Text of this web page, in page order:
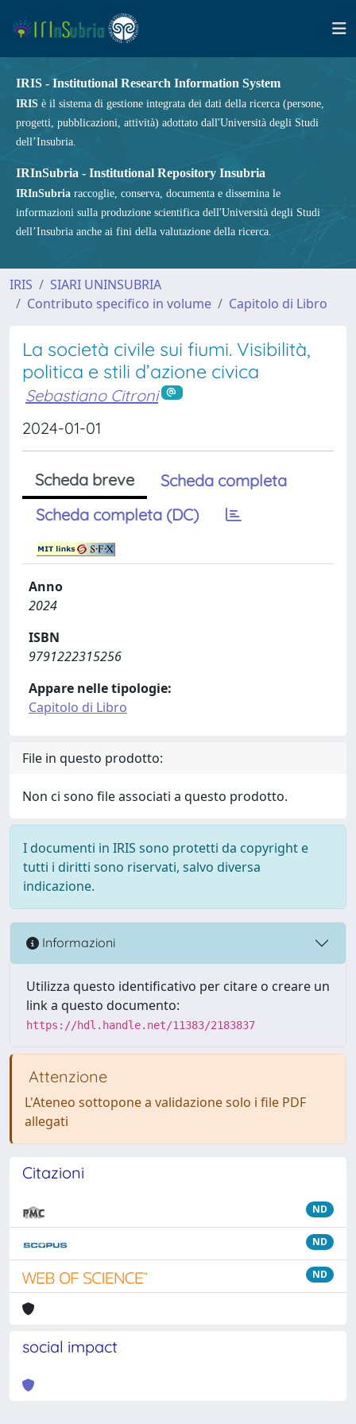
IRIS - Institutional Research Information System
IRIS è il sistema di gestione integrata dei dati della ricerca (persone,
progetti, pubblicazioni, attività) adottato dall'Università degli Studi
dell’Insubria.
IRInSubria - Institutional Repository Insubria
IRInSubria raccoglie, conserva, documenta e dissemina le
informazioni sulla produzione scientifica dell'Università degli Studi
dell’Insubria anche ai fini della valutazione della ricerca.
IRIS
SIARI UNINSUBRIA
Contributo specifico in volume
Capitolo di Libro
La società civile sui fiumi. Visibilità,
politica e stili d’azione civica
Sebastiano Citroni
2024-01-01
Scheda breve
Scheda completa
Scheda completa (DC)
Anno
2024
ISBN
9791222315256
Appare nelle tipologie:
Capitolo di Libro
File in questo prodotto:
Non ci sono file associati a questo prodotto.
I documenti in IRIS sono protetti da copyright e
tutti i diritti sono riservati, salvo diversa
indicazione.
Informazioni
Utilizza questo identificativo per citare o creare un
link a questo documento:
https://hdl.handle.net/11383/2183837
Attenzione
L'Ateneo sottopone a validazione solo i file PDF
allegati
Citazioni
ND
ND
ND
social impact